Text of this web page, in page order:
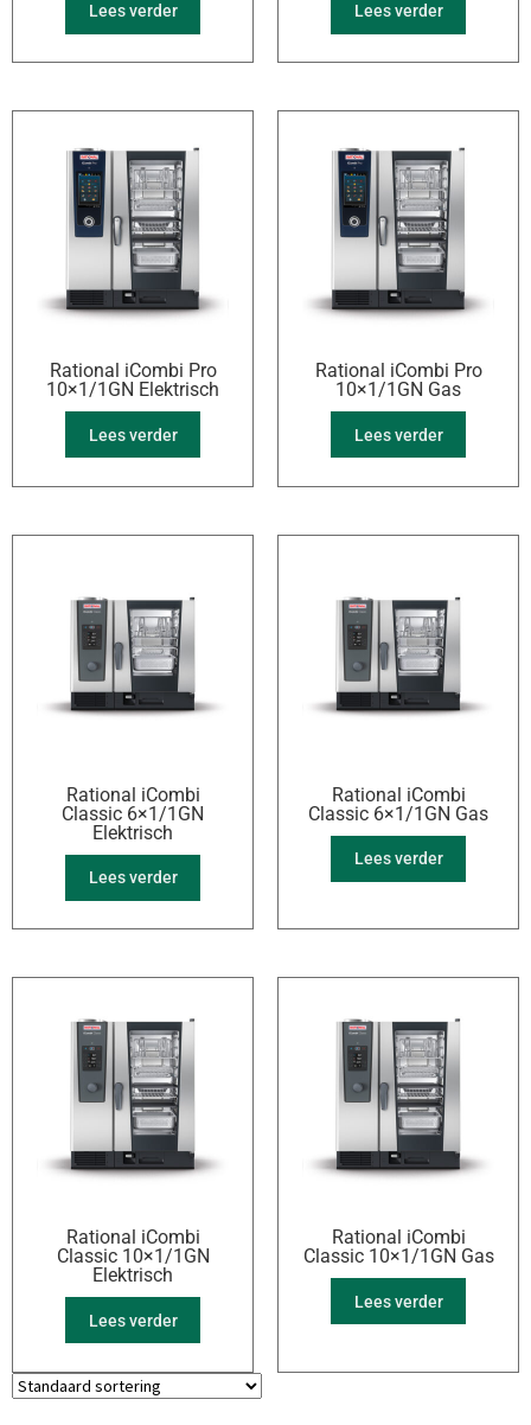
Lees verder Lees verder
Rational iCombi Pro
10×1/1GN Elektrisch
Lees verder
Rational iCombi Pro
10×1/1GN Gas
Lees verder
Rational iCombi
Classic 6×1/1GN
Elektrisch
Lees verder
Rational iCombi
Classic 6×1/1GN Gas
Lees verder
Rational iCombi
Classic 10×1/1GN
Elektrisch
Lees verder
Rational iCombi
Classic 10×1/1GN Gas
Lees verder